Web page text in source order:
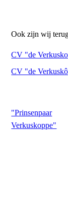
Ook zijn wij
CV "de
CV "de
"Prinsenpaar
Verkuskoppe"